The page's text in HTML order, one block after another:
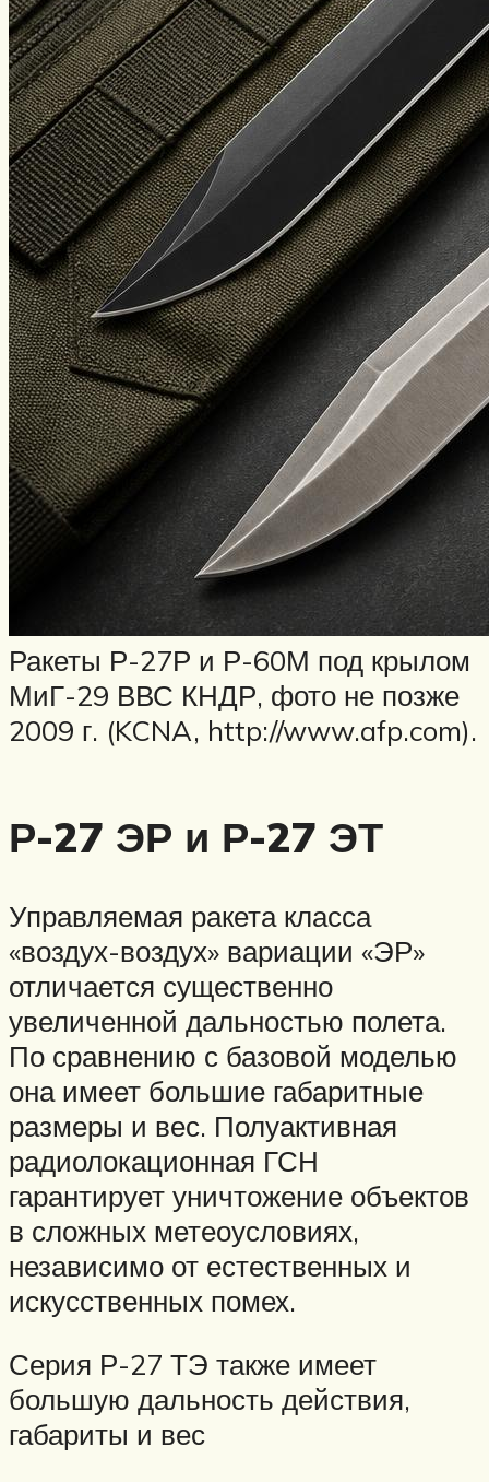
Ракеты Р-27Р и Р-60М под крылом
МиГ-29 ВВС КНДР, фото не позже
2009 г. (KCNA, http://www.afp.com).
Р-27 ЭР и Р-27 ЭТ
Управляемая ракета класса
«воздух-воздух» вариации «ЭР»
отличается существенно
увеличенной дальностью полета.
По сравнению с базовой моделью
она имеет большие габаритные
размеры и вес. Полуактивная
радиолокационная ГСН
гарантирует уничтожение объектов
в сложных метеоусловиях,
независимо от естественных и
искусственных помех.
Серия Р-27 ТЭ также имеет
большую дальность действия,
габариты и вес